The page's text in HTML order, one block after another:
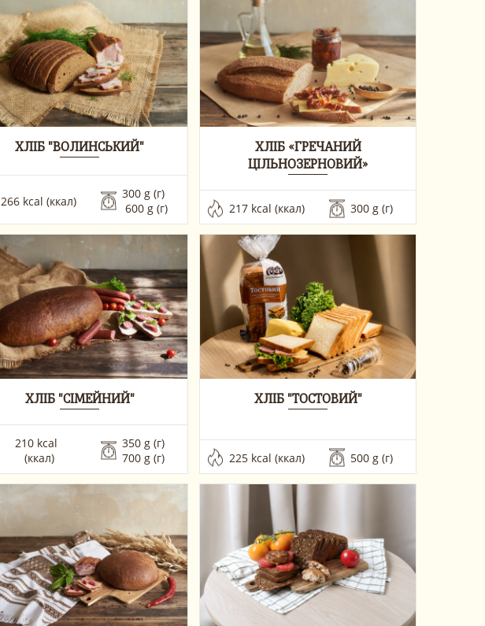
ХЛІБ "ВОЛИНСЬКИЙ"
266 kcal (ккал)
300 g (г)
600 g (г)
ХЛІБ «ГРЕЧАНИЙ
ЦІЛЬНОЗЕРНОВИЙ»
217 kcal (ккал) 300 g (г)
ХЛІБ "СІМЕЙНИЙ"
210 kcal
(ккал)
350 g (г)
700 g (г)
ХЛІБ "ТОСТОВИЙ"
225 kcal (ккал) 500 g (г)